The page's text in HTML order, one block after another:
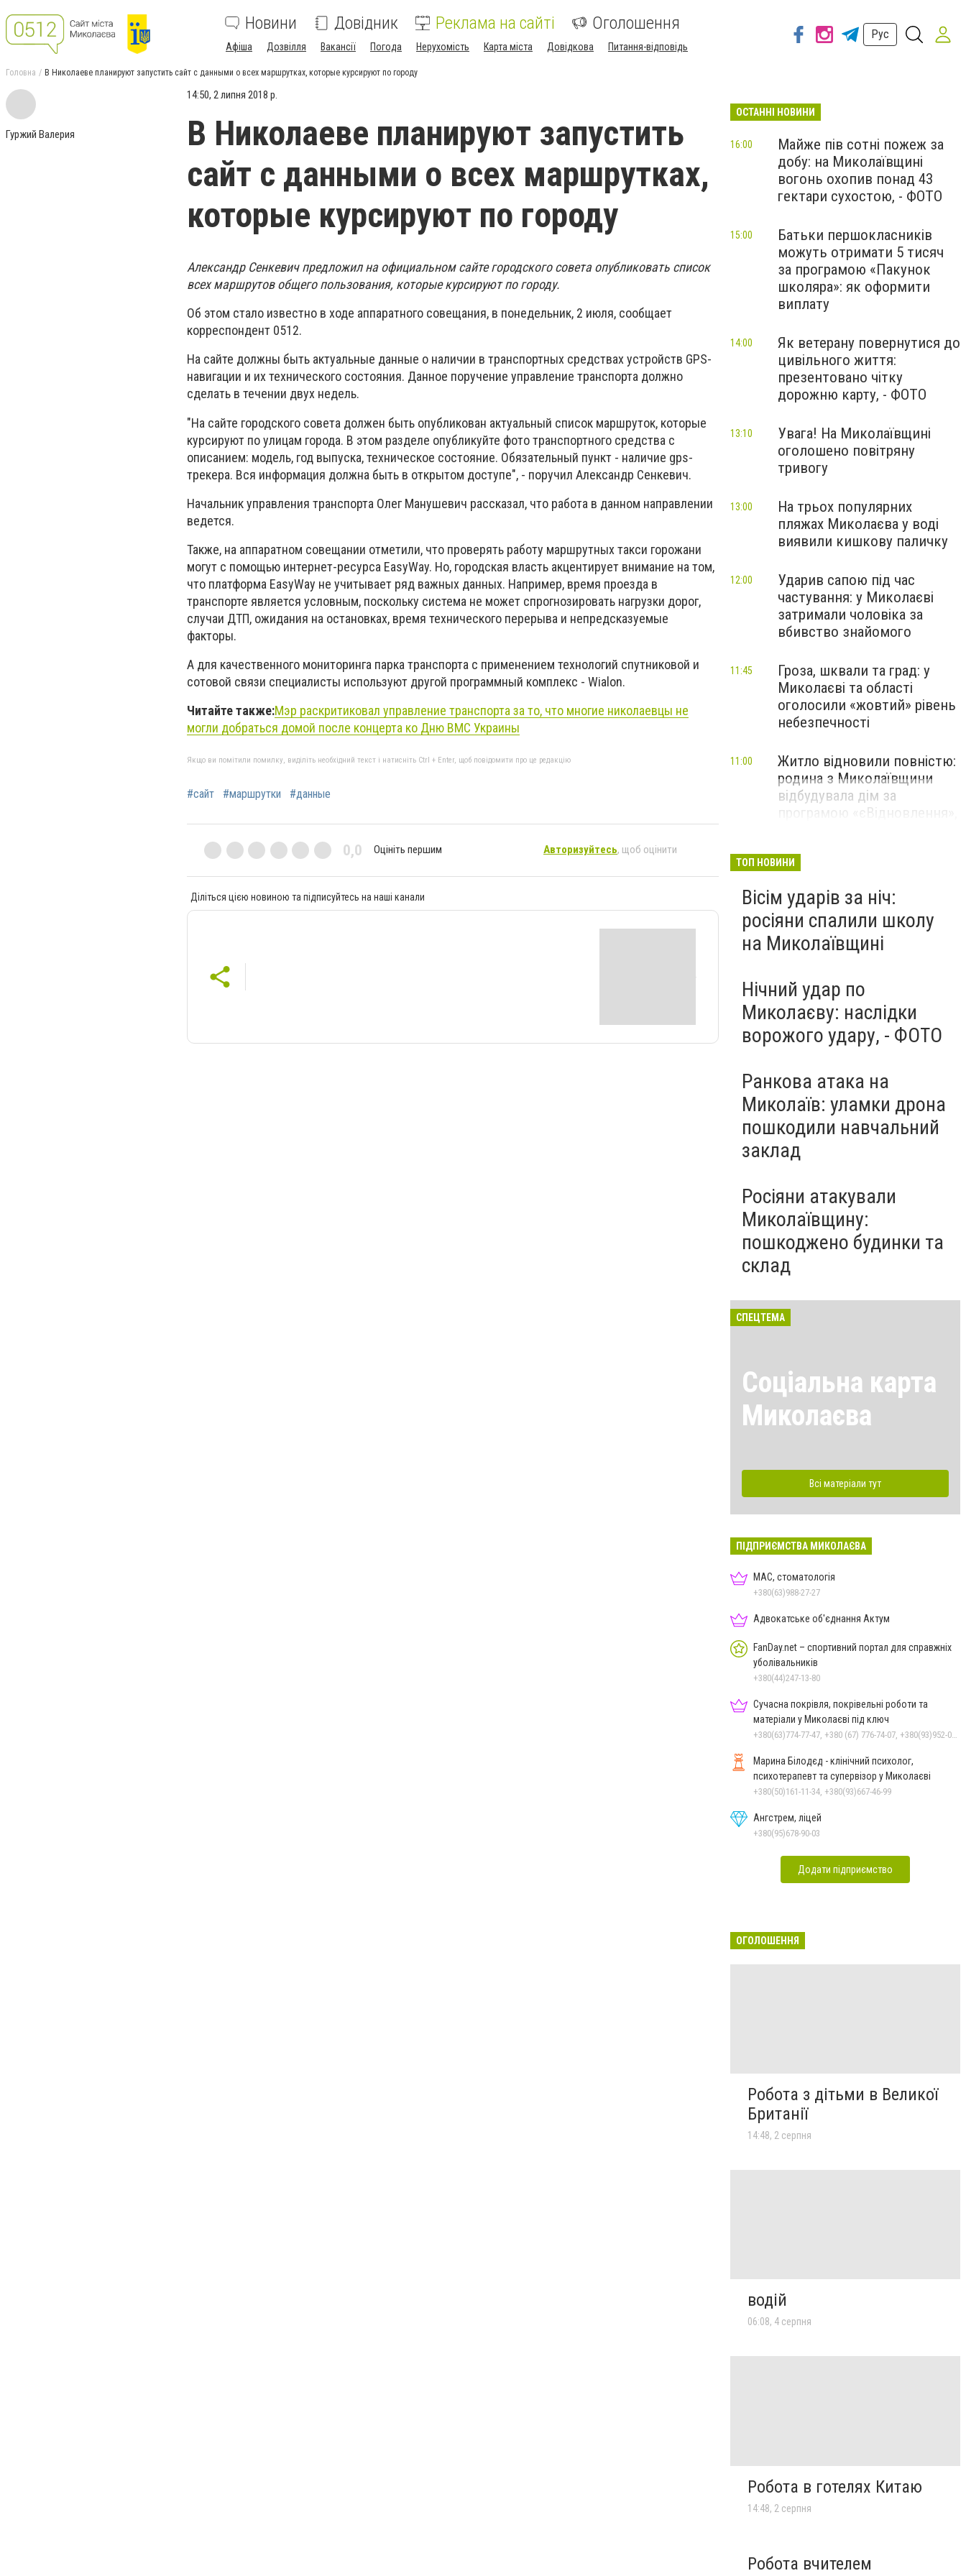
Новини Довідник Реклама на сайті Оголошення
Афіша Дозвілля Вакансії Погода Нерухомість Карта міста Довідкова Питання-відповідь
Рус
Головна В Николаеве планируют запустить сайт с данными о всех маршрутках, которые курсируют по городу
Гуржий Валерия
14:50, 2 липня 2018 р.
В Николаеве планируют запустить
сайт с данными о всех маршрутках,
которые курсируют по городу
Александр Сенкевич предложил на официальном сайте городского совета опубликовать список
всех маршрутов общего пользования, которые курсируют по городу.
Об этом стало известно в ходе аппаратного совещания, в понедельник, 2 июля, сообщает
корреспондент 0512.
На сайте должны быть актуальные данные о наличии в транспортных средствах устройств GPS-
навигации и их технического состояния. Данное поручение управление транспорта должно
сделать в течении двух недель.
"На сайте городского совета должен быть опубликован актуальный список маршруток, которые
курсируют по улицам города. В этом разделе опубликуйте фото транспортного средства с
описанием: модель, год выпуска, техническое состояние. Обязательный пункт - наличие gps-
трекера. Вся информация должна быть в открытом доступе", - поручил Александр Сенкевич.
Начальник управления транспорта Олег Манушевич рассказал, что работа в данном направлении
ведется.
Также, на аппаратном совещании отметили, что проверять работу маршрутных такси горожани
могут с помощью интернет-ресурса EasyWay. Но, городская власть акцентирует внимание на том,
что платформа EasyWay не учитывает ряд важных данных. Например, время проезда в
транспорте является условным, поскольку система не может спрогнозировать нагрузки дорог,
случаи ДТП, ожидания на остановках, время технического перерыва и непредсказуемые
факторы.
А для качественного мониторинга парка транспорта с применением технологий спутниковой и
сотовой связи специалисты используют другой программный комплекс - Wialon.
Читайте также:Мэр раскритиковал управление транспорта за то, что многие николаевцы не
могли добраться домой после концерта ко Дню ВМС Украины
Якщо ви помітили помилку, виділіть необхідний текст і натисніть Ctrl + Enter, щоб повідомити про це редакцію
#сайт #маршрутки #данные
0,0 Оцініть першим Авторизуйтесь, щоб оцінити
Діліться цією новиною та підписуйтесь на наші канали
ОСТАННІ НОВИНИ
Майже пів сотні пожеж за
добу: на Миколаївщині
вогонь охопив понад 43
гектари сухостою, - ФОТО
16:00
Батьки першокласників
можуть отримати 5 тисяч
за програмою «Пакунок
школяра»: як оформити
виплату
15:00
Як ветерану повернутися до
цивільного життя:
презентовано чітку
дорожню карту, - ФОТО
14:00
Увага! На Миколаївщині
оголошено повітряну
тривогу
13:10
На трьох популярних
пляжах Миколаєва у воді
виявили кишкову паличку
13:00
Ударив сапою під час
частування: у Миколаєві
затримали чоловіка за
вбивство знайомого
12:00
Гроза, шквали та град: у
Миколаєві та області
оголосили «жовтий» рівень
небезпечності
11:45
Житло відновили повністю:
родина з Миколаївщини
відбудувала дім за
програмою «єВідновлення»,
11:00
ТОП НОВИНИ
Вісім ударів за ніч:
росіяни спалили школу
на Миколаївщині
Нічний удар по
Миколаєву: наслідки
ворожого удару, - ФОТО
Ранкова атака на
Миколаїв: уламки дрона
пошкодили навчальний
заклад
Росіяни атакували
Миколаївщину:
пошкоджено будинки та
склад
СПЕЦТЕМА
Соціальна карта
Миколаєва
Всі матеріали тут
ПІДПРИЄМСТВА МИКОЛАЄВА
МАС, стоматологія
+380(63)988-27-27
Адвокатське об'єднання Актум
FanDay.net – спортивний портал для справжніх
уболівальників
+380(44)247-13-80
Сучасна покрівля, покрівельні роботи та
матеріали у Миколаєві під ключ
Марина Білодєд - клінічний психолог,
психотерапевт та супервізор у Миколаєві
+380(50)161-11-34, +380(93)667-46-99
Ангстрем, ліцей
+380(95)678-90-03
Додати підприємство
ОГОЛОШЕННЯ
Робота з дітьми в Великої
Британії
14:48, 2 серпня
водій
06:08, 4 серпня
Робота в готелях Китаю
14:48, 2 серпня
Робота вчителем